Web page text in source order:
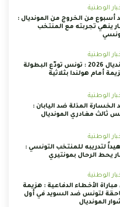
الوطنية
أسبوع من الخروج من المونديال :
ينهي تجربته مع المنتخب
الوطنية
مونديال 2026 : تونس تودّع البطولة
أمام هولندا بثلاثية
الوطنية
الخسارة المذلة ضد اليابان :
ثالث مغادري المونديال
الوطنية
لتدريبه للمنتخب التونسي :
يحط الرحال بمونتيري
الوطنية
الأخطاء الدفاعية : هزيمة
لتونس ضد السويد في أول
المونديال